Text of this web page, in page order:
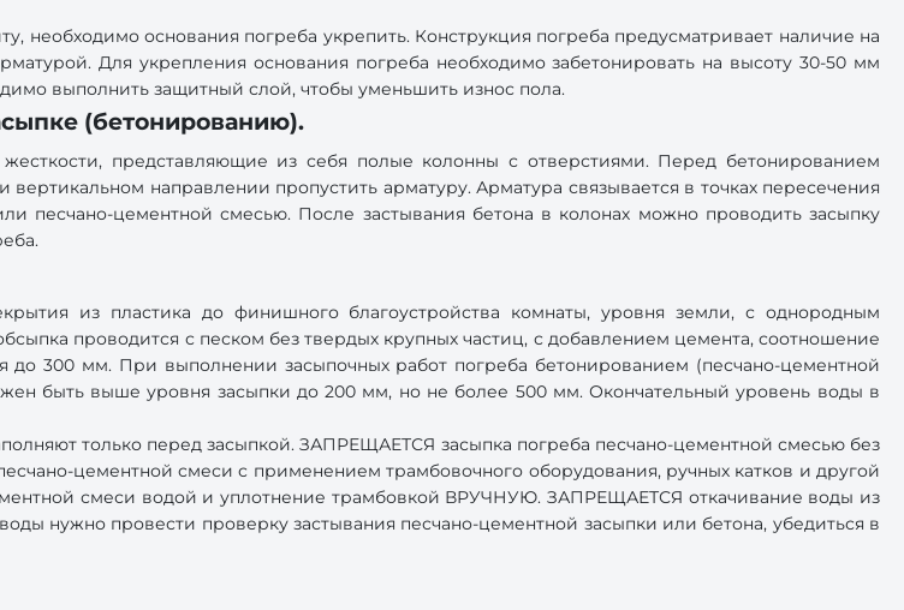
необходимо основания погреба укрепить. Конструкция погреба предусматривает наличие на
Для укрепления основания погреба необходимо забетонировать на высоту 30-50 мм
выполнить защитный слой, чтобы уменьшить износ пола.
(бетонированию).
представляющие из себя полые колонны с отверстиями. Перед бетонированием
направлении пропустить арматуру. Арматура связывается в точках пересечения
песчано-цементной смесью. После застывания бетона в колонах можно проводить засыпку
из пластика до финишного благоустройства комнаты, уровня земли, с однородным
проводится с песком без твердых крупных частиц, с добавлением цемента, соотношение
до 300 мм. При выполнении засыпочных работ погреба бетонированием (песчано-цементной
быть выше уровня засыпки до 200 мм, но не более 500 мм. Окончательный уровень воды в
только перед засыпкой. ЗАПРЕЩАЕТСЯ засыпка погреба песчано-цементной смесью без
цементной смеси с применением трамбовочного оборудования, ручных катков и другой
смеси водой и уплотнение трамбовкой ВРУЧНУЮ. ЗАПРЕЩАЕТСЯ откачивание воды из
нужно провести проверку застывания песчано-цементной засыпки или бетона, убедиться в